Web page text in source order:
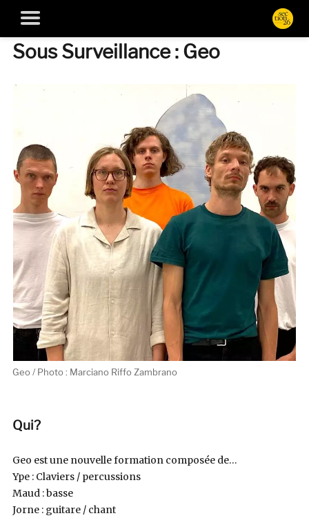
Sous Surveillance : Geo
Geo / Photo : Marciano Riffo Zambrano
Qui?
Geo est une nouvelle formation composée de…
Ype : Claviers / percussions
Maud : basse
Jorne : guitare / chant